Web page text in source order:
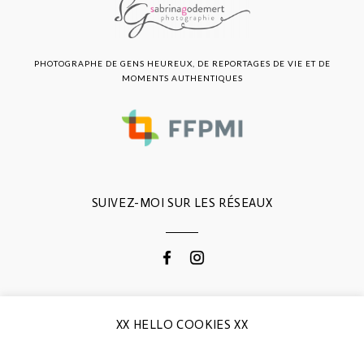
SUIVEZ-MOI SUR LES RÉSEAUX
PHOTOGRAPHE DE GENS HEUREUX, DE REPORTAGES DE VIE ET DE
MOMENTS AUTHENTIQUES
CONTACTEZ-MOI
XX HELLO COOKIES XX